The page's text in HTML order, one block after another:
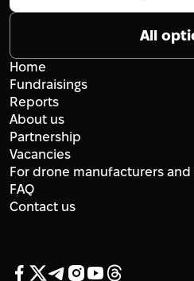
All
Home
Fundraisings
Reports
About us
Partnership
Vacancies
For drone manufacturers
FAQ
Contact us